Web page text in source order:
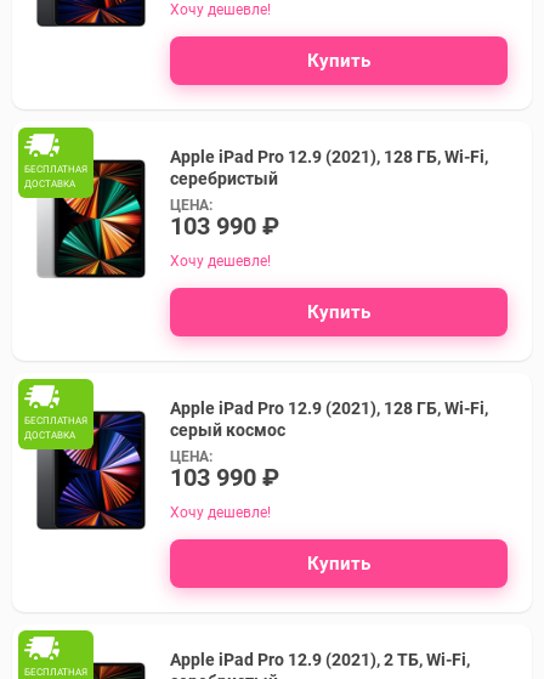
Хочу дешевле!
Купить
БЕСПЛАТНАЯ
ДОСТАВКА
Apple iPad Pro 12.9 (2021), 128 ГБ, Wi-Fi,
серебристый
ЦЕНА:
103 990 ₽
Хочу дешевле!
Купить
БЕСПЛАТНАЯ
ДОСТАВКА
Apple iPad Pro 12.9 (2021), 128 ГБ, Wi-Fi,
серый космос
ЦЕНА:
103 990 ₽
Хочу дешевле!
Купить
БЕСПЛАТНАЯ
Apple iPad Pro 12.9 (2021), 2 ТБ, Wi-Fi,